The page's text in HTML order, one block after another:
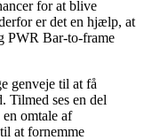
for at blive
er det en hjælp, at
PWR Bar-to-frame
genveje til at få
Tilmed ses en del
omtale af
at fornemme